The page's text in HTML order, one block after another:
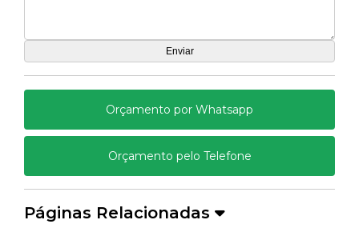
Orçamento por Whatsapp
Orçamento pelo Telefone
Páginas Relacionadas